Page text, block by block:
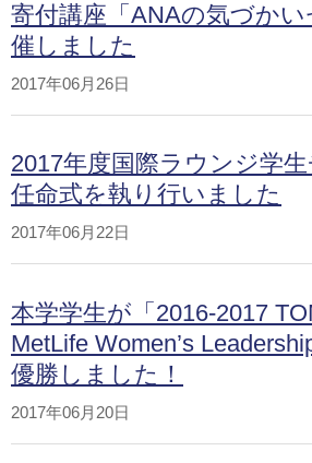
寄付講座「ANAの気づか
催しました
2017年06月26日
2017年度国際ラウンジ学
任命式を執り行いました
2017年06月22日
本学学生が「2016-2017
MetLife Women’s
優勝しました！
2017年06月20日